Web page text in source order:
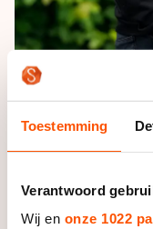
Toestemming
Verantwoord
Wij en onze 1022
Anema hoopt dat
Naast het
problemen. “Het